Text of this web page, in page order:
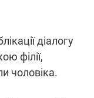
діалогу
філії,
чоловіка.